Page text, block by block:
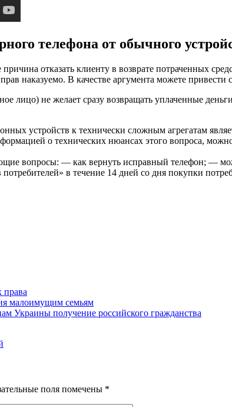
телефона от обычного
причина отказать клиенту в возврате потраченных
наказуемо. В качестве аргумента можете
лицо) не желает сразу возвращать уплаченные
устройств к технически сложным агрегатам
о технических нюансах этого вопроса,
вопросы: — как вернуть исправный телефон; —
в течение 14 дней со дня покупки
права
малоимущим семьям
Украины получение российского гражданства
поля помечены *